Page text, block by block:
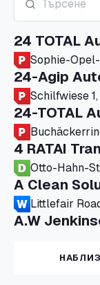
24 TOTAL
Sophie-
24-Agip
Schilfwiese
24-TOTAL
4 RATAI
A Clean
Littlefair
A.W
Progress
A+G
Am